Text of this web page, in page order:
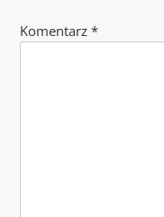
Komentarz *